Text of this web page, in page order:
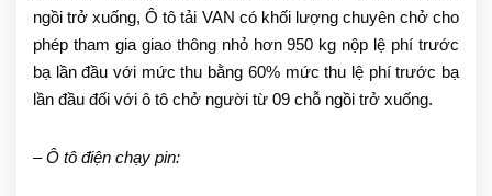
ngồi trở xuống, Ô tô tải VAN có khối lượng chuyên chở cho
phép tham gia giao thông nhỏ hơn 950 kg nộp lệ phí trước
bạ lần đầu với mức thu bằng 60% mức thu lệ phí trước bạ
lần đầu đối với ô tô chở người từ 09 chỗ ngồi trở xuống.
– Ô tô điện chạy pin: